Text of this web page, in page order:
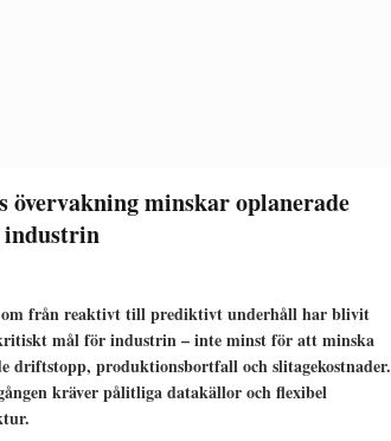
övervakning minskar oplanerade
industrin
från reaktivt till prediktivt underhåll har blivit
mål för industrin – inte minst för att minska
driftstopp, produktionsbortfall och slitagekostnader.
kräver pålitliga datakällor och flexibel